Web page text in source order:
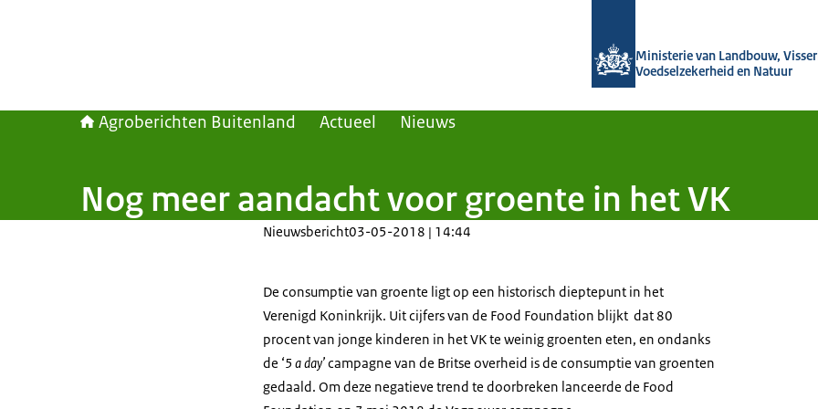
Ministerie van Landbouw,
Voedselzekerheid en Natuur
Agroberichten Buitenland Actueel Nieuws
Nog meer aandacht voor groente in het VK
Nieuwsbericht03-05-2018 | 14:44
De consumptie van groente ligt op een historisch dieptepunt in het
Verenigd Koninkrijk. Uit cijfers van de Food Foundation blijkt dat 80
procent van jonge kinderen in het VK te weinig groenten eten, en ondanks
de ‘5 a day’campagne van de Britse overheid is de consumptie van groenten
gedaald. Om deze negatieve trend te doorbreken lanceerde de Food